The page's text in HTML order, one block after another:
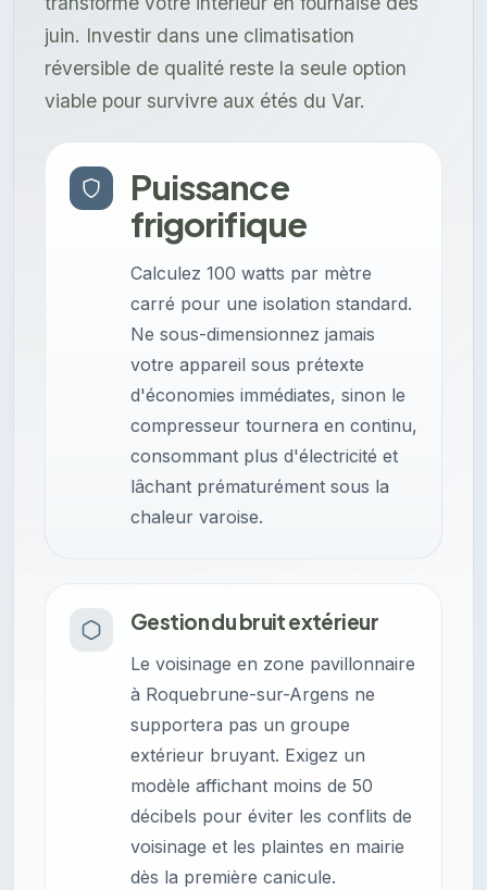
juin. Investir dans une climatisation
réversible de qualité reste la seule option
viable pour survivre aux étés du Var.
Puissance
frigorifique
Calculez 100 watts par mètre
carré pour une isolation standard.
Ne sous-dimensionnez jamais
votre appareil sous prétexte
d'économies immédiates, sinon le
compresseur tournera en continu,
consommant plus d'électricité et
lâchant prématurément sous la
chaleur varoise.
Gestion du bruit extérieur
Le voisinage en zone pavillonnaire
à Roquebrune-sur-Argens ne
supportera pas un groupe
extérieur bruyant. Exigez un
modèle affichant moins de 50
décibels pour éviter les conflits de
voisinage et les plaintes en mairie
dès la première canicule.